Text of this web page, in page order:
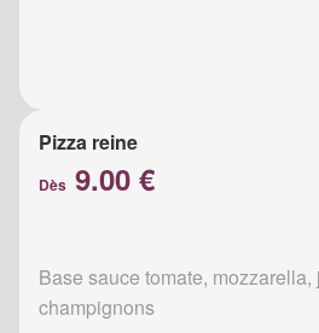
Pizza reine
Dès 9.00 €
Base sauce tomate, mozzarella,
champignons